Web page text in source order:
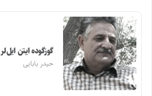
گوزگوده ایتن ایل‌لر
حیدر بابایی